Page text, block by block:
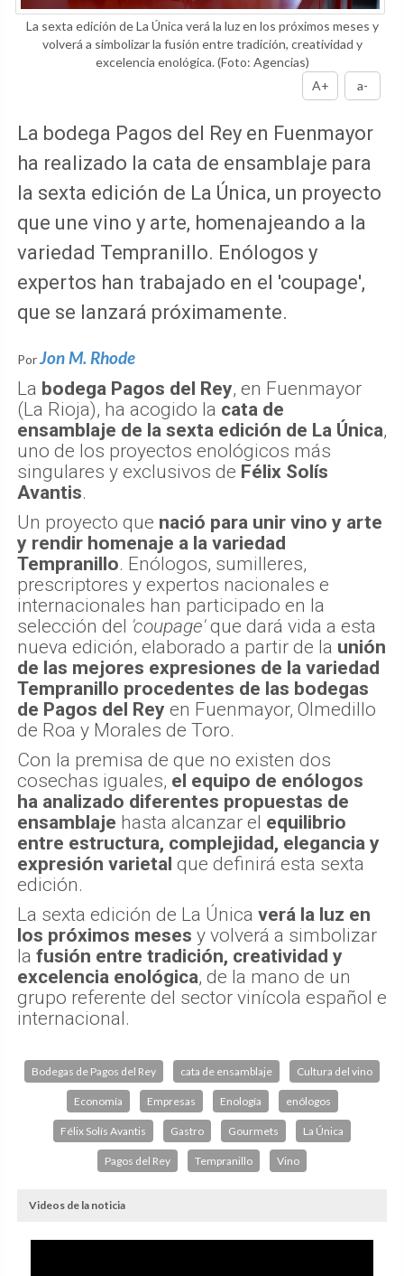
La sexta edición de La Única verá la luz en los próximos meses y
volverá a simbolizar la fusión entre tradición, creatividad y
excelencia enológica.(Foto: Agencias)
A+
a-
La bodega Pagos del Rey en Fuenmayor
ha realizado la cata de ensamblaje para
la sexta edición de La Única, un proyecto
que une vino y arte, homenajeando a la
variedad Tempranillo. Enólogos y
expertos han trabajado en el 'coupage',
que se lanzará próximamente.
PorJon M. Rhode
La bodega Pagos del Rey, en Fuenmayor
(La Rioja), ha acogido la cata de
ensamblaje de la sexta edición de La Única,
uno de los proyectos enológicos más
singulares y exclusivos de Félix Solís
Avantis.
Un proyecto que nació para unir vino y arte
y rendir homenaje a la variedad
Tempranillo. Enólogos, sumilleres,
prescriptores y expertos nacionales e
internacionales han participado en la
selección del 'coupage'que dará vida a esta
nueva edición, elaborado a partir de la unión
de las mejores expresiones de la variedad
Tempranillo procedentes de las bodegas
de Pagos del Rey en Fuenmayor, Olmedillo
de Roa y Morales de Toro.
Con la premisa de que no existen dos
cosechas iguales, el equipo de enólogos
ha analizado diferentes propuestas de
ensamblaje hasta alcanzar el equilibrio
entre estructura, complejidad, elegancia y
expresión varietal que definirá esta sexta
edición.
La sexta edición de La Única verá la luz en
los próximos meses y volverá a simbolizar
la fusión entre tradición, creatividad y
excelencia enológica, de la mano de un
grupo referente del sector vinícola español e
internacional.
Bodegas de Pagos del Rey cata de ensamblaje Cultura del vino
Economía Empresas Enología enólogos
Félix Solís Avantis Gastro Gourmets La Única
Pagos del Rey Tempranillo Vino
Videos de la noticia